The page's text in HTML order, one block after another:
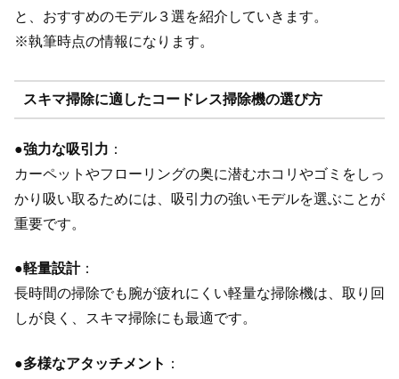
と、おすすめのモデル３選を紹介していきます。
※執筆時点の情報になります。
スキマ掃除に適したコードレス掃除機の選び方
●強力な吸引力 ：
カーペットやフローリングの奥に潜むホコリやゴミをしっ
かり吸い取るためには、吸引力の強いモデルを選ぶことが
重要です。
●軽量設計：
長時間の掃除でも腕が疲れにくい軽量な掃除機は、取り回
しが良く、スキマ掃除にも最適です。
●多様なアタッチメント ：